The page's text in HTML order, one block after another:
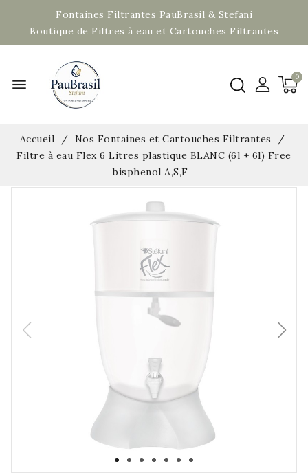
Fontaines Filtrantes PauBrasil & Stefani
Boutique de Filtres à eau et Cartouches Filtrantes
menu
Accueil
Nos Fontaines et Cartouches Filtrantes
Filtre à eau Flex 6 Litres plastique BLANC (6l + 6l) Free
bisphenol A,S,F